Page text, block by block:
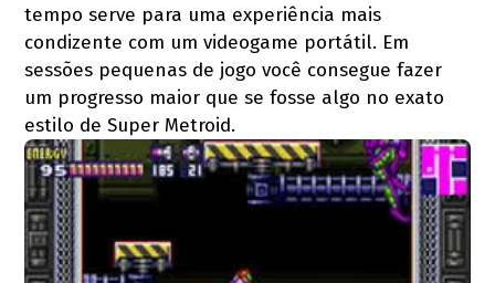
tempo serve para uma experiência mais
condizente com um videogame portátil. Em
sessões pequenas de jogo você consegue fazer
um progresso maior que se fosse algo no exato
estilo de Super Metroid.